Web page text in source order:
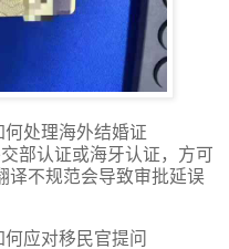
处理海外结婚证
部认证或海牙认证，方可
译不规范会导致审批延误
应对移民官提问